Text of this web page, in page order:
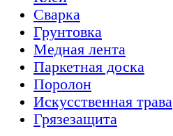
Сварка
Грунтовка
Медная лента
Паркетная доска
Поролон
Искусственная трава
Грязезащита